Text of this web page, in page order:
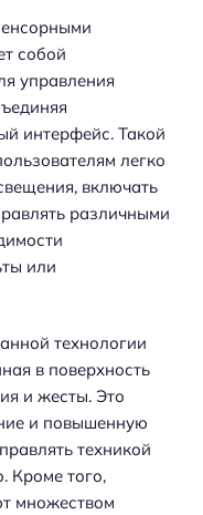
собой
управления
интерфейс. Такой
легко
включать
различными
или
технологии
в поверхность
и жесты. Это
и повышенную
техникой
Кроме того,
множеством